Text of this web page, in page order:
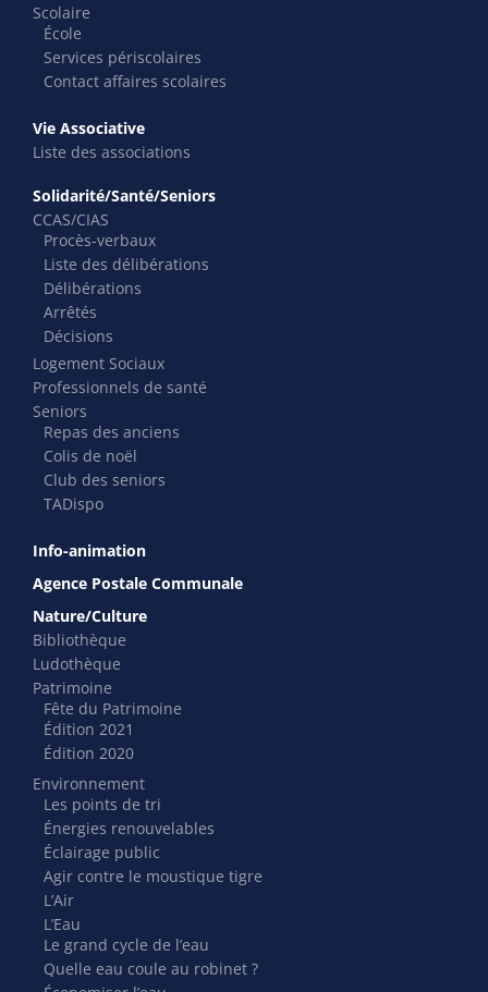
Scolaire
École
Services périscolaires
Contact affaires scolaires
Vie Associative
Liste des associations
Solidarité/Santé/Seniors
CCAS/CIAS
Procès-verbaux
Liste des délibérations
Délibérations
Arrêtés
Décisions
Logement Sociaux
Professionnels de santé
Seniors
Repas des anciens
Colis de noël
Club des seniors
TADispo
Info-animation
Agence Postale Communale
Nature/Culture
Bibliothèque
Ludothèque
Patrimoine
Fête du Patrimoine
Édition 2021
Édition 2020
Environnement
Les points de tri
Énergies renouvelables
Éclairage public
Agir contre le moustique tigre
L’Air
L’Eau
Le grand cycle de l’eau
Quelle eau coule au robinet ?